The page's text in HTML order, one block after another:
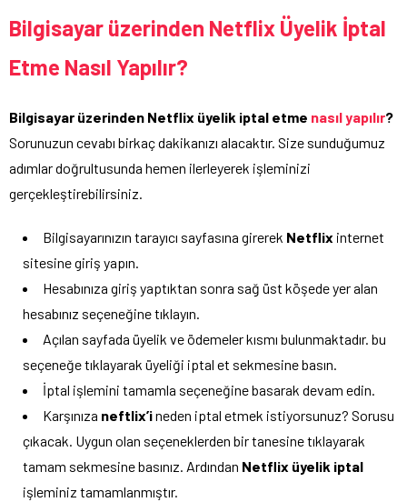
Bilgisayar üzerinden Netflix Üyelik İptal
Etme Nasıl Yapılır?
Bilgisayar üzerinden Netflix üyelik iptal etme nasıl yapılır?
Sorunuzun cevabı birkaç dakikanızı alacaktır. Size sunduğumuz
adımlar doğrultusunda hemen ilerleyerek işleminizi
gerçekleştirebilirsiniz.
Bilgisayarınızın tarayıcı sayfasına girerek Netflix internet
sitesine giriş yapın.
Hesabınıza giriş yaptıktan sonra sağ üst köşede yer alan
hesabınız seçeneğine tıklayın.
Açılan sayfada üyelik ve ödemeler kısmı bulunmaktadır. bu
seçeneğe tıklayarak üyeliği iptal et sekmesine basın.
İptal işlemini tamamla seçeneğine basarak devam edin.
Karşınıza neftlix’ineden iptal etmek istiyorsunuz? Sorusu
çıkacak. Uygun olan seçeneklerden bir tanesine tıklayarak
tamam sekmesine basınız. Ardından Netflix üyelik iptal
işleminiz tamamlanmıştır.